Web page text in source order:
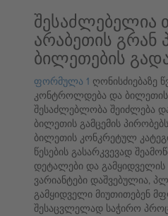
შესაძლებელია
არაბეთის გრან
ბილეთების
ფორმულა 1 ღონისძიებაზე
კონტროლდება და ბილეთის
შესაძლებლობა შეიძლება
ბილეთის გამცემის
ბილეთის კონკრეტულ
წესების გასარკვევად
დეტალები და გამყიდველის
ვარიანტები დაშვებულია,
გამყიდველი მიუთითებენ
შესაცვლელად საჭირო